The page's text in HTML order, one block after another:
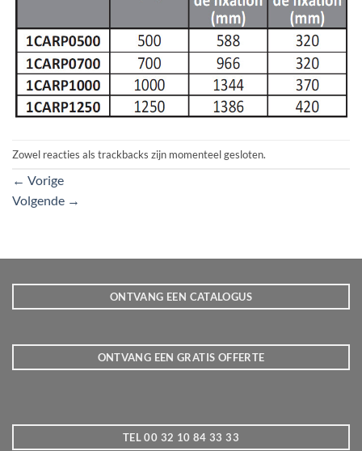
Zowel reacties als trackbacks zijn momenteel gesloten.
← Vorige
Volgende →
ONTVANG EEN CATALOGUS
ONTVANG EEN GRATIS OFFERTE
TEL 00 32 10 84 33 33